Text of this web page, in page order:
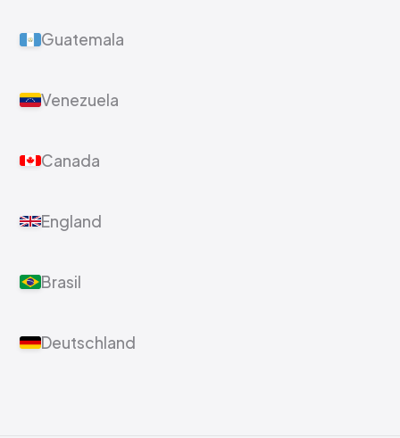
Guatemala
Venezuela
Canada
England
Brasil
Deutschland